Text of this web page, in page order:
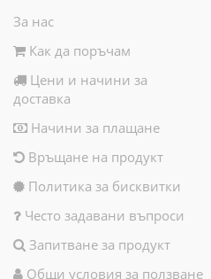
За нас
Как да поръчам
Цени и начини за
доставка
Начини за плащане
Връщане на продукт
Политика за бисквитки
Често задавани въпроси
Запитване за продукт
Общи условия за ползване